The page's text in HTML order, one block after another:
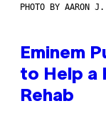
PHOTO BY AARON
Eminem
to Help a
Rehab